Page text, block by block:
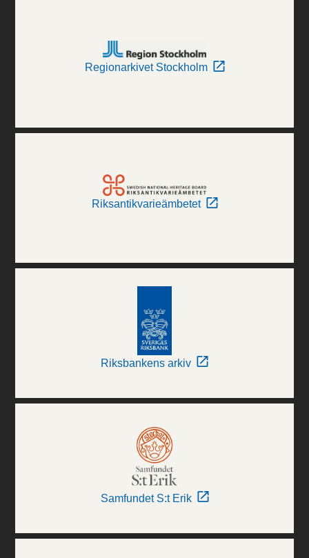
Regionarkivet Stockholm
Riksantikvarieämbetet
Riksbankens arkiv
Samfundet S:t Erik